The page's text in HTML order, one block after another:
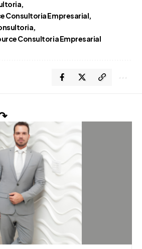
Consultoria Empresarial
Consultoria Empresarial